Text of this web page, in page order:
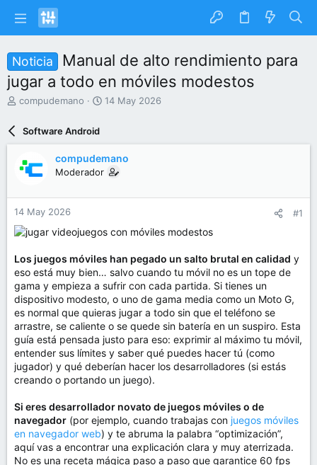
Noticia
Manual de alto rendimiento para
jugar a todo en móviles modestos
I
a
r
d
e
l
e
m
a
compudemano
F
d
e
n
i
14 May 2026
Software Android
compudemano
Moderador
14 May 2026 #1
Los juegos móviles han pegado un salto brutal en calidad y
eso está muy bien… salvo cuando tu móvil no es un tope de
gama y empieza a sufrir con cada partida. Si tienes un
dispositivo modesto, o uno de gama media como un Moto G,
es normal que quieras jugar a todo sin que el teléfono se
arrastre, se caliente o se quede sin batería en un suspiro. Esta
guía está pensada justo para eso: exprimir al máximo tu móvil,
entender sus límites y saber qué puedes hacer tú (como
jugador) y qué deberían hacer los desarrolladores (si estás
creando o portando un juego).
Si eres desarrollador novato de juegos móviles o de
navegador (por ejemplo, cuando trabajas con juegos móviles
en navegador web) y te abruma la palabra “optimización”,
aquí vas a encontrar una explicación clara y muy aterrizada.
No es una receta mágica paso a paso que garantice 60 fps